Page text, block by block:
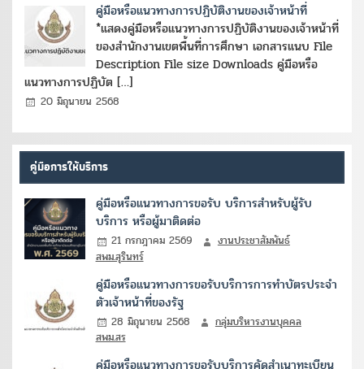
คู่มือหรือแนวทางการปฏิบัติงานของเจ้าหน้าที่
*แสดงคู่มือหรือแนวทางการปฏิบัติงานของเจ้าหน้าที่
ของสำนักงานเขตพื้นที่การศึกษา เอกสารแนบ File
Description File size Downloads คู่มือหรือ
แนวทางการปฏิบัต […]
20 มิถุนายน 2568
คู่มือการให้บริการ
คู่มือหรือแนวทางการขอรับ บริการสำหรับผู้รับ
บริการ หรือผู้มาติดต่อ
21 กรกฎาคม 2569
งานประชาสัมพันธ์
สพม.สุรินทร์
คู่มือหรือแนวทางการขอรับบริการการทำบัตรประจำ
ตัวเจ้าหน้าที่ของรัฐ
28 มิถุนายน 2568
กลุ่มบริหารงานบุคคล
สพม.สร
คู่มือหรือแนวทางการขอรับบริการคัดสำเนาทะเบียน